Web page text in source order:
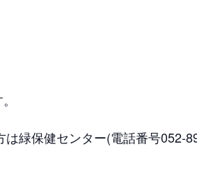
緑保健センター(電話番号052-